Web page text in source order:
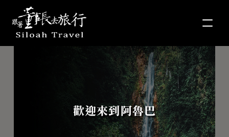
歡迎來到阿魯巴